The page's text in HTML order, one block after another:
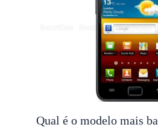
Qual é o modelo mais